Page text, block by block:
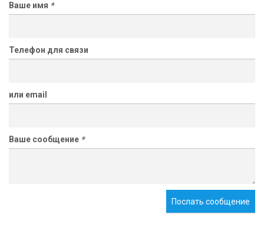
Ваше имя *
Телефон для связи
или email
Ваше сообщение *
Послать сообщение